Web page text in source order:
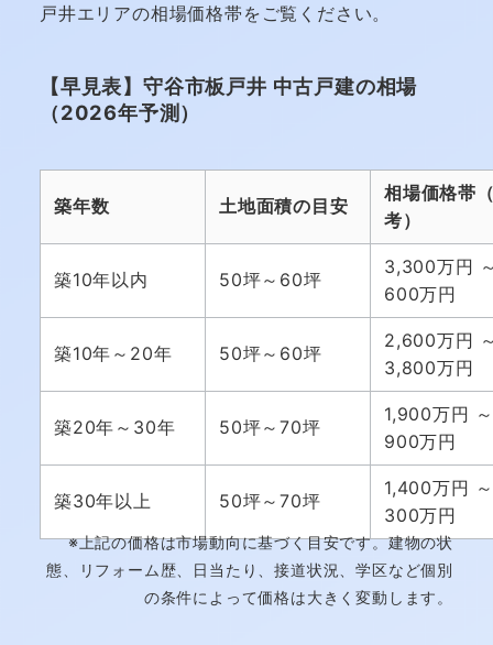
戸井エリアの相場価格帯をご覧ください。
【早見表】守谷市板戸井 中古戸建の相場
（2026年予測）
築年数 土地面積の目安
相場価格帯
考）
築10年以内 50坪～60坪
3,300万円
600万円
築10年～20年 50坪～60坪
2,600万円
3,800万円
築20年～30年 50坪～70坪
1,900万円
900万円
築30年以上 50坪～70坪
1,400万円
300万円
※上記の価格は市場動向に基づく目安です。建物の状
態、リフォーム歴、日当たり、接道状況、学区など個別
の条件によって価格は大きく変動します。